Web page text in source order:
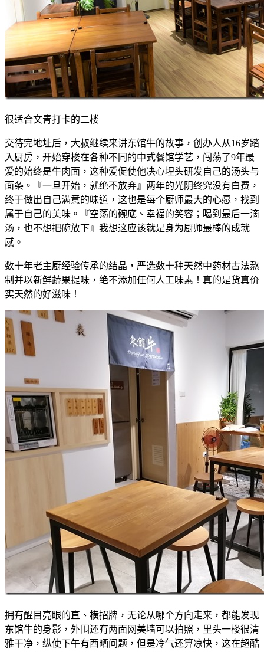
很适合文青打卡的二楼
交待完地址后，大叔继续来讲东馆牛的故事，创办人从16岁踏
入厨房，开始穿梭在各种不同的中式餐馆学艺，闯荡了9年最
爱的始终是牛肉面，这种爱促使他决心埋头研发自己的汤头与
面条。『一旦开始，就绝不放弃』两年的光阴终究没有白费，
终于做出自己满意的味道，这也是每个厨师最大的心愿，找到
属于自己的美味。『空荡的碗底、幸福的笑容；喝到最后一滴
汤，也不想把碗放下』我想这应该就是身为厨师最棒的成就
感。
数十年老主厨经验传承的结晶，严选数十种天然中药材古法熬
制并以新鲜蔬果提味，绝不添加任何人工味素！真的是货真价
实天然的好滋味！
拥有醒目亮眼的直、横招牌，无论从哪个方向走来，都能发现
东馆牛的身影，外围还有两面网美墙可以拍照，里头一楼很清
雅干净，纵使下午有西晒问题，但是冷气还算凉快，这在超酷